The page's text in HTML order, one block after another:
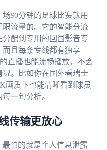
90分钟的足球比赛就用
限流量的。它的智能分流
配到专用的回国影音专
且每条专线都有独享
直播也能流畅播放，不会
。比如你在国外看瑞士
画质下也能清晰看到球员
一句分析。
传输更放心
怕的就是个人信息泄露